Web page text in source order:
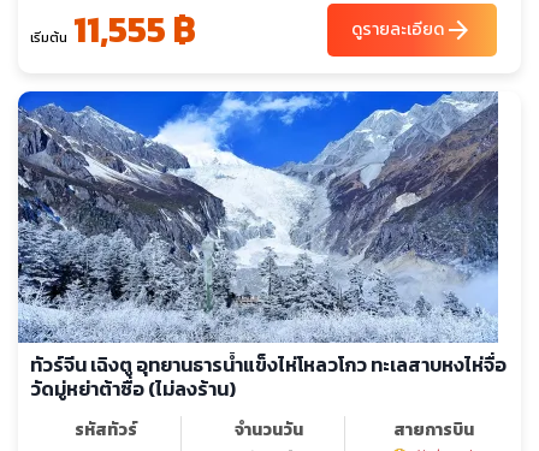
เริ่มต้น 11,555 ฿ ดูรายละเอียดarrow_forward
ทัวร์จีน เฉิงตู อุทยานธารน้ำแข็งไห่โหลวโกว ทะเลสาบหงไห่จื่อ
วัดมู่หย่าต้าซื่อ (ไม่ลงร้าน)
รหัสทัวร์
จำนวนวัน
สายการบิน